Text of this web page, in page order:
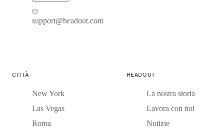
support@headout.com
CITTÀ
New York
Las Vegas
Roma
HEADOUT
La nostra storia
Lavora con noi
Notizie